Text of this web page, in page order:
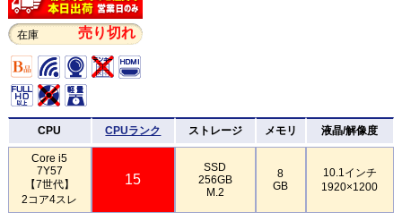
在庫 売り切れ
CPU CPUランク ストレージ メモリ 液晶/解像度
Core i5
7Y57
【7世代】
2コア4スレ
15
SSD
256GB
M.2
8
GB
10.1インチ
1920×1200